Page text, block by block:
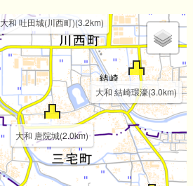
大和 唐院城(2.0km)
大和 結崎環濠(3.0km)
大和 吐田城(川西町)(3.2km)